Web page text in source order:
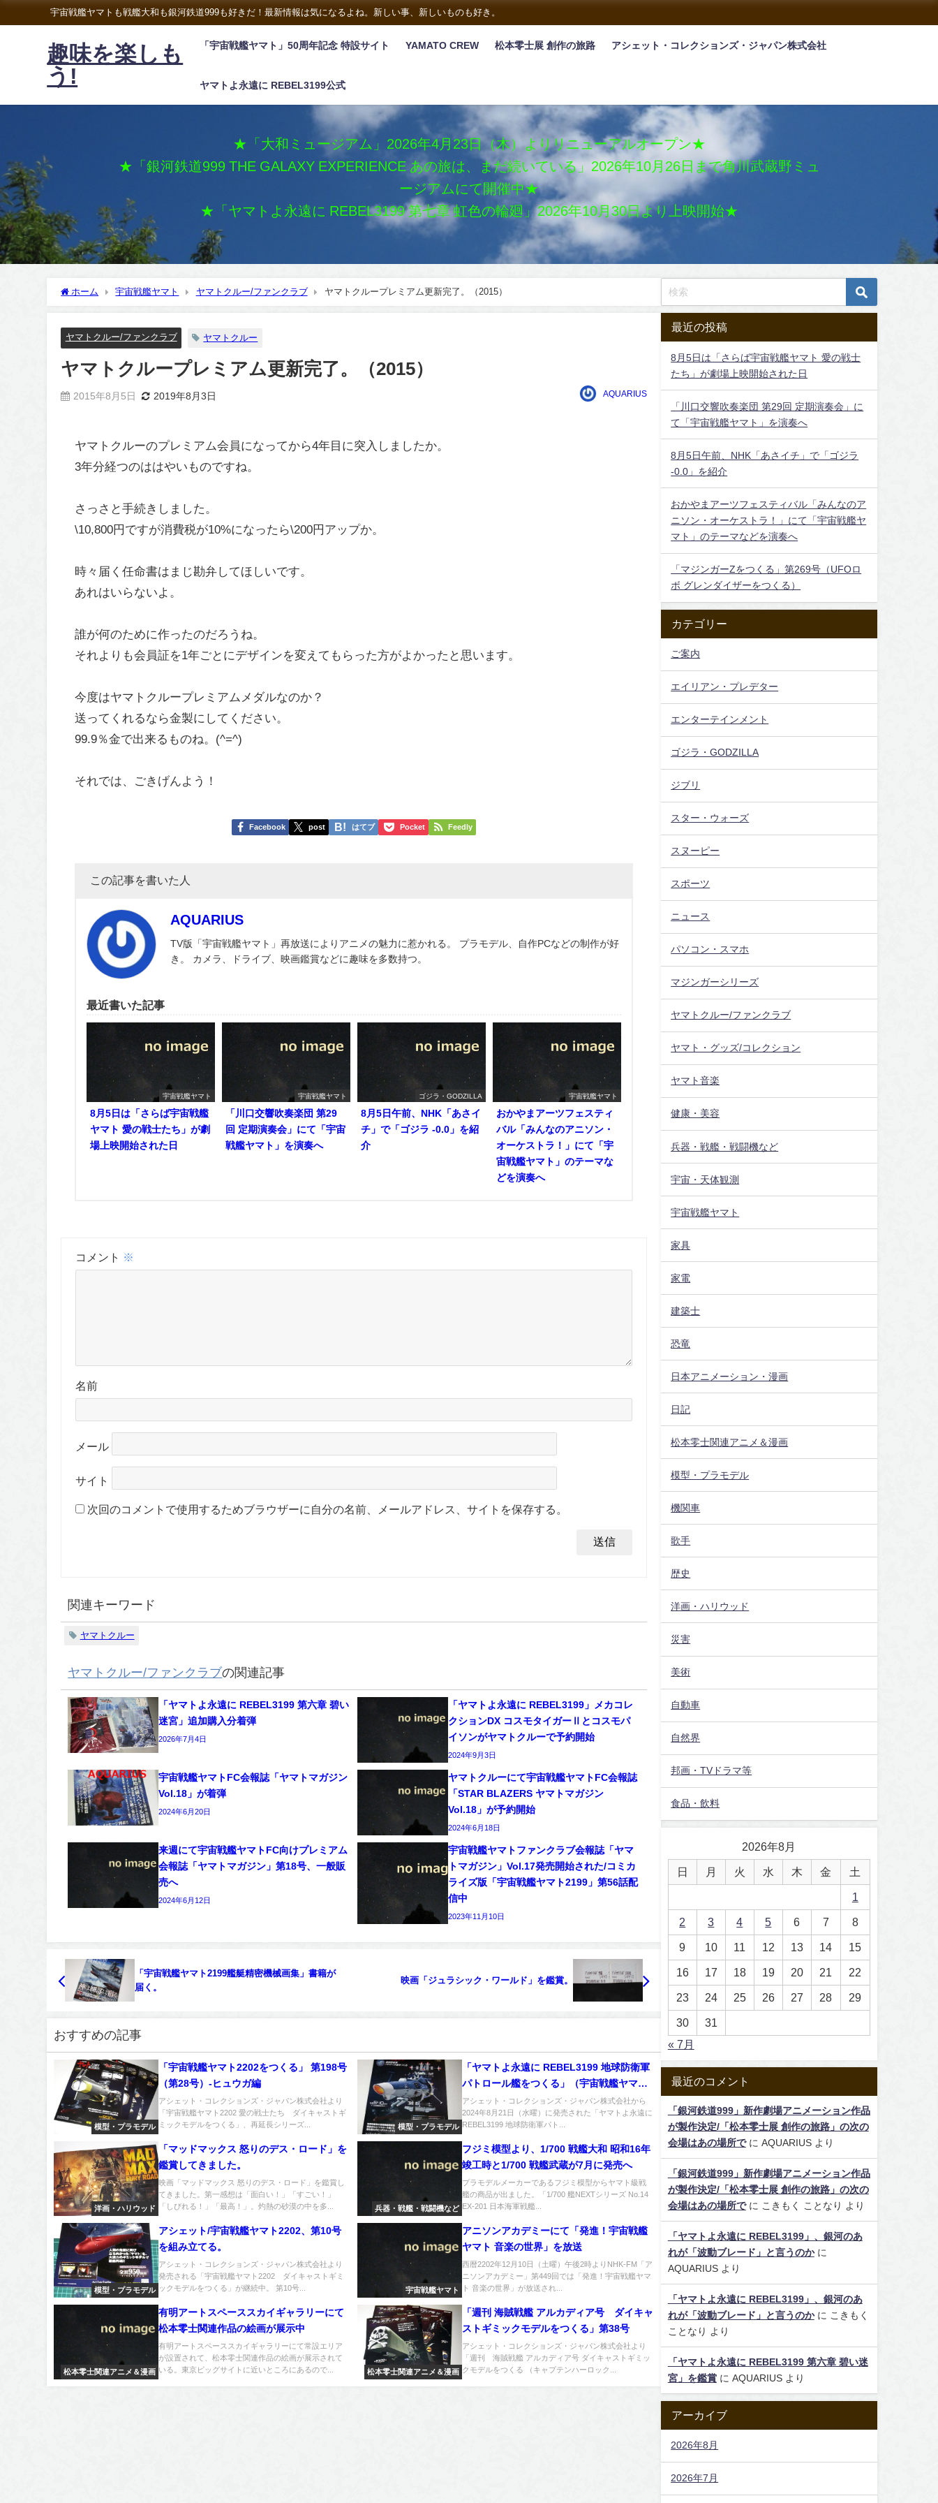
宇宙戦艦ヤマトも戦艦大和も銀河鉄道999も好きだ！最新情報は気になるよね。新しい事、新しいものも好き。
趣味を楽しも
う!
「宇宙戦艦ヤマト」50周年記念 特設サイト YAMATO CREW 松本零士展 創作の旅路 アシェット・コレクションズ・ジャパン株式会社
ヤマトよ永遠に REBEL3199公式
★「大和ミュージアム」2026年4月23日（木）よりリニューアルオープン★
★「銀河鉄道999 THE GALAXY EXPERIENCE あの旅は、まだ続いている」2026年10月26日まで角川武蔵野ミュ
ージアムにて開催中★
★「ヤマトよ永遠に REBEL3199 第七章 虹色の輪廻」2026年10月30日より上映開始★
ホーム 宇宙戦艦ヤマト ヤマトクルー/ファンクラブ ヤマトクループレミアム更新完了。（2015）
ヤマトクルー/ファンクラブ ヤマトクルー
ヤマトクループレミアム更新完了。（2015）
2015年8月5日 2019年8月3日 AQUARIUS
ヤマトクルーのプレミアム会員になってから4年目に突入しましたか。
3年分経つのははやいものですね。
さっさと手続きしました。
\10,800円ですが消費税が10%になったら\200円アップか。
時々届く任命書はまじ勘弁してほしいです。
あれはいらないよ。
誰が何のために作ったのだろうね。
それよりも会員証を1年ごとにデザインを変えてもらった方がよかったと思います。
今度はヤマトクループレミアムメダルなのか？
送ってくれるなら金製にしてください。
99.9％金で出来るものね。(^=^)
それでは、ごきげんよう！
Facebook post はてブ Pocket Feedly
この記事を書いた人
AQUARIUS
TV版「宇宙戦艦ヤマト」再放送によりアニメの魅力に惹かれる。 プラモデル、自作PCなどの制作が好
き。 カメラ、ドライブ、映画鑑賞などに趣味を多数持つ。
最近書いた記事
宇宙戦艦ヤマト
8月5日は「さらば宇宙戦艦
ヤマト 愛の戦士たち」が劇
場上映開始された日
宇宙戦艦ヤマト
「川口交響吹奏楽団 第29
回 定期演奏会」にて「宇宙
戦艦ヤマト」を演奏へ
ゴジラ・GODZILLA
8月5日午前、NHK「あさイ
チ」で「ゴジラ -0.0」を紹
介
宇宙戦艦ヤマト
おかやまアーツフェスティ
バル「みんなのアニソン・
オーケストラ！」にて「宇
宙戦艦ヤマト」のテーマな
どを演奏へ
コメント ※
名前
メール
サイト
次回のコメントで使用するためブラウザーに自分の名前、メールアドレス、サイトを保存する。
関連キーワード
ヤマトクルー
ヤマトクルー/ファンクラブの関連記事
「ヤマトよ永遠に REBEL3199 第六章 碧い
迷宮」追加購入分着弾
2026年7月4日
「ヤマトよ永遠に REBEL3199」メカコレ
クションDX コスモタイガーⅡとコスモパ
イソンがヤマトクルーで予約開始
2024年9月3日
宇宙戦艦ヤマトFC会報誌「ヤマトマガジン
Vol.18」が着弾
2024年6月20日
ヤマトクルーにて宇宙戦艦ヤマトFC会報誌
「STAR BLAZERS ヤマトマガジン
Vol.18」が予約開始
2024年6月18日
来週にて宇宙戦艦ヤマトFC向けプレミアム
会報誌「ヤマトマガジン」第18号、一般販
売へ
2024年6月12日
宇宙戦艦ヤマトファンクラブ会報誌「ヤマ
トマガジン」Vol.17発売開始された/コミカ
ライズ版「宇宙戦艦ヤマト2199」第56話配
信中
2023年11月10日
「宇宙戦艦ヤマト2199艦艇精密機械画集」書籍が
届く。
映画「ジュラシック・ワールド」を鑑賞。
おすすめの記事
模型・プラモデル
「宇宙戦艦ヤマト2202をつくる」 第198号
（第28号）-ヒュウガ編
アシェット・コレクションズ・ジャパン株式会社より
「宇宙戦艦ヤマト2202 愛の戦士たち ダイキャストギ
ミックモデルをつくる」、再延長シリーズ...
模型・プラモデル
「ヤマトよ永遠に REBEL3199 地球防衛軍
パトロール艦をつくる」（宇宙戦艦ヤマト
2202をつくる 第271号）第21号
アシェット・コレクションズ・ジャパン株式会社から
2024年8月21日（水曜）に発売された「ヤマトよ永遠に
REBEL3199 地球防衛軍パト...
洋画・ハリウッド
「マッドマックス 怒りのデス・ロード」を
鑑賞してきました。
映画「マッドマックス 怒りのデス・ロード」を鑑賞し
てきました。第一感想は「面白い！」「すごい！」
「しびれる！」「最高！」。灼熱の砂漠の中を多...
兵器・戦艦・戦闘機など
フジミ模型より、1/700 戦艦大和 昭和16年
竣工時と1/700 戦艦武蔵が7月に発売へ
プラモデルメーカーであるフジミ模型からヤマト級戦
艦の商品が出ました。「1/700 艦NEXTシリーズ No.14
EX-201 日本海軍戦艦...
模型・プラモデル
アシェット/宇宙戦艦ヤマト2202、第10号
を組み立てる。
アシェット・コレクションズ・ジャパン株式会社より
発売される「宇宙戦艦ヤマト2202 ダイキャストギミ
ックモデルをつくる」が継続中。 第10号...
宇宙戦艦ヤマト
アニソンアカデミーにて「発進！宇宙戦艦
ヤマト 音楽の世界」を放送
西暦2202年12月10日（土曜）午後2時よりNHK-FM「ア
ニソンアカデミー」第449回では「発進！宇宙戦艦ヤマ
ト 音楽の世界」が放送され...
松本零士関連アニメ＆漫画
有明アートスペーススカイギャラリーにて
松本零士関連作品の絵画が展示中
有明アートスペーススカイギャラリーにて常設エリア
が設置されて、松本零士関連作品の絵画が展示されて
いる。東京ビッグサイトに近いところにあるので...
松本零士関連アニメ＆漫画
「週刊 海賊戦艦 アルカディア号 ダイキャ
ストギミックモデルをつくる」第38号
アシェット・コレクションズ・ジャパン株式会社より
「週刊 海賊戦艦 アルカディア号 ダイキャストギミッ
クモデルをつくる （キャプテンハーロック...
最近の投稿
8月5日は「さらば宇宙戦艦ヤマト 愛の戦士
たち」が劇場上映開始された日
「川口交響吹奏楽団 第29回 定期演奏会」に
て「宇宙戦艦ヤマト」を演奏へ
8月5日午前、NHK「あさイチ」で「ゴジラ
-0.0」を紹介
おかやまアーツフェスティバル「みんなのア
ニソン・オーケストラ！」にて「宇宙戦艦ヤ
マト」のテーマなどを演奏へ
「マジンガーZをつくる」第269号（UFOロ
ボ グレンダイザーをつくる）
カテゴリー
ご案内
エイリアン・プレデター
エンターテインメント
ゴジラ・GODZILLA
ジブリ
スター・ウォーズ
スヌーピー
スポーツ
ニュース
パソコン・スマホ
マジンガーシリーズ
ヤマトクルー/ファンクラブ
ヤマト・グッズ/コレクション
ヤマト音楽
健康・美容
兵器・戦艦・戦闘機など
宇宙・天体観測
宇宙戦艦ヤマト
家具
家電
建築士
恐竜
日本アニメーション・漫画
日記
松本零士関連アニメ＆漫画
模型・プラモデル
機関車
歌手
歴史
洋画・ハリウッド
災害
美術
自動車
自然界
邦画・TVドラマ等
食品・飲料
2026年8月
日 月 火 水 木 金 土
1
2 3 4 5 6 7 8
9 10 11 12 13 14 15
16 17 18 19 20 21 22
23 24 25 26 27 28 29
30
31
« 7月
最近のコメント
「銀河鉄道999」新作劇場アニメーション作品
が製作決定/「松本零士展 創作の旅路」の次の
会場はあの場所でに AQUARIUSより
「銀河鉄道999」新作劇場アニメーション作品
が製作決定/「松本零士展 創作の旅路」の次の
会場はあの場所でに こきもく ことなり より
「ヤマトよ永遠に REBEL3199」、銀河のあ
れが「波動ブレード」と言うのかに
AQUARIUSより
「ヤマトよ永遠に REBEL3199」、銀河のあ
れが「波動ブレード」と言うのかに
こきもく
ことなり
より
「ヤマトよ永遠に REBEL3199 第六章 碧い迷
宮」を鑑賞に AQUARIUSより
アーカイブ
2026年8月
2026年7月